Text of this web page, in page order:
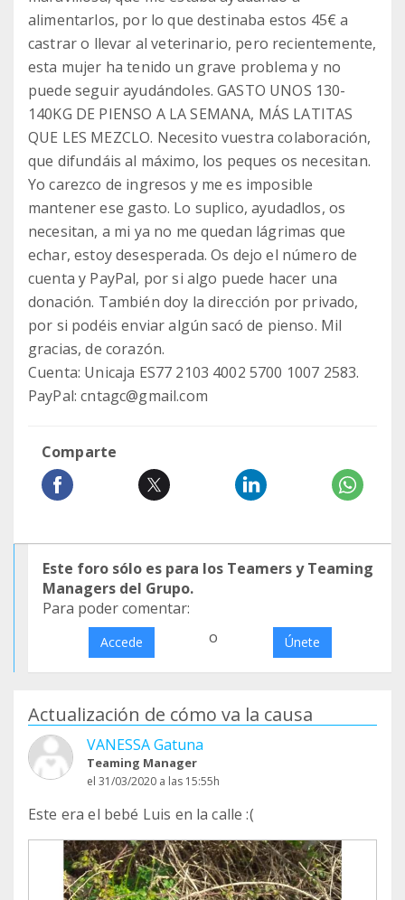
alimentarlos, por lo que destinaba estos 45€ a
castrar o llevar al veterinario, pero recientemente,
esta mujer ha tenido un grave problema y no
puede seguir ayudándoles. GASTO UNOS 130-
140KG DE PIENSO A LA SEMANA, MÁS LATITAS
QUE LES MEZCLO. Necesito vuestra colaboración,
que difundáis al máximo, los peques os necesitan.
Yo carezco de ingresos y me es imposible
mantener ese gasto. Lo suplico, ayudadlos, os
necesitan, a mi ya no me quedan lágrimas que
echar, estoy desesperada. Os dejo el número de
cuenta y PayPal, por si algo puede hacer una
donación. También doy la dirección por privado,
por si podéis enviar algún sacó de pienso. Mil
gracias, de corazón.
Cuenta: Unicaja ES77 2103 4002 5700 1007 2583.
PayPal: cntagc@gmail.com
Comparte
Este foro sólo es para los Teamers y Teaming
Managers del Grupo.
Para poder comentar:
Accede o Únete
Actualización de cómo va la causa
VANESSA Gatuna
Teaming Manager
el 31/03/2020 a las 15:55h
Este era el bebé Luis en la calle :(